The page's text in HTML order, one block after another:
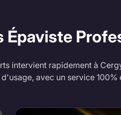
Épaviste
intervient rapidement à
avec un service